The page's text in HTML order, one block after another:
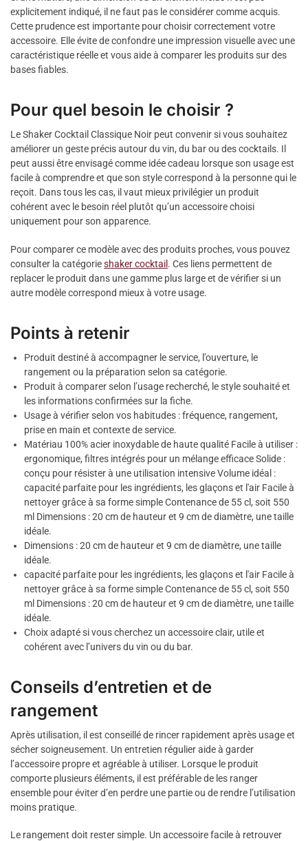
explicitement indiqué, il ne faut pas le considérer comme acquis.
Cette prudence est importante pour choisir correctement votre
accessoire. Elle évite de confondre une impression visuelle avec une
caractéristique réelle et vous aide à comparer les produits sur des
bases fiables.
Pour quel besoin le choisir ?
Le Shaker Cocktail Classique Noir peut convenir si vous souhaitez
améliorer un geste précis autour du vin, du bar ou des cocktails. Il
peut aussi être envisagé comme idée cadeau lorsque son usage est
facile à comprendre et que son style correspond à la personne qui le
reçoit. Dans tous les cas, il vaut mieux privilégier un produit
cohérent avec le besoin réel plutôt qu’un accessoire choisi
uniquement pour son apparence.
Pour comparer ce modèle avec des produits proches, vous pouvez
consulter la catégorieshaker cocktail . Ces liens permettent de
replacer le produit dans une gamme plus large et de vérifier si un
autre modèle correspond mieux à votre usage.
Points à retenir
Produit destiné à accompagner le service, l’ouverture, le
rangement ou la préparation selon sa catégorie.
Produit à comparer selon l’usage recherché, le style souhaité et
les informations confirmées sur la fiche.
Usage à vérifier selon vos habitudes : fréquence, rangement,
prise en main et contexte de service.
Matériau 100% acier inoxydable de haute qualité Facile à utiliser :
ergonomique, filtres intégrés pour un mélange efficace Solide :
conçu pour résister à une utilisation intensive Volume idéal :
capacité parfaite pour les ingrédients, les glaçons et l'air Facile à
nettoyer grâce à sa forme simple Contenance de 55 cl, soit 550
ml Dimensions : 20 cm de hauteur et 9 cm de diamètre, une taille
idéale.
Dimensions : 20 cm de hauteur et 9 cm de diamètre, une taille
idéale.
capacité parfaite pour les ingrédients, les glaçons et l'air Facile à
nettoyer grâce à sa forme simple Contenance de 55 cl, soit 550
ml Dimensions : 20 cm de hauteur et 9 cm de diamètre, une taille
idéale.
Choix adapté si vous cherchez un accessoire clair, utile et
cohérent avec l’univers du vin ou du bar.
Conseils d’entretien et de
rangement
Après utilisation, il est conseillé de rincer rapidement après usage et
sécher soigneusement. Un entretien régulier aide à garder
l’accessoire propre et agréable à utiliser. Lorsque le produit
comporte plusieurs éléments, il est préférable de les ranger
ensemble pour éviter d’en perdre une partie ou de rendre l’utilisation
moins pratique.
Le rangement doit rester simple. Un accessoire facile à retrouver